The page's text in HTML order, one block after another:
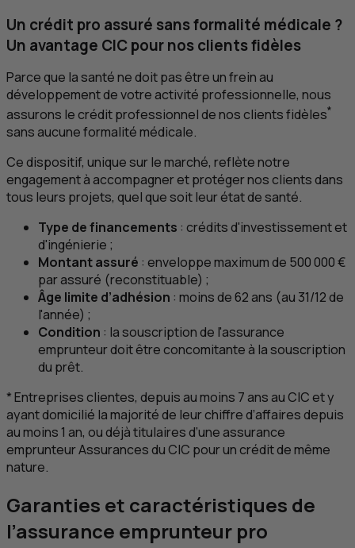
Un crédit pro assuré sans formalité médicale ?
Un avantage CIC pour nos clients fidèles
Parce que la santé ne doit pas être un frein au
développement de votre activité professionnelle, nous
assurons le crédit professionnel de nos clients fidèles*
sans aucune formalité médicale.
Ce dispositif, unique sur le marché, reflète notre
engagement à accompagner et protéger nos clients dans
tous leurs projets, quel que soit leur état de santé.
Type de financements : crédits d'investissement et
d'ingénierie ;
Montant assuré : enveloppe maximum de 500 000 €
par assuré (reconstituable) ;
Âge limite d’adhésion : moins de 62 ans (au 31/12 de
l'année) ;
Condition : la souscription de l'assurance
emprunteur doit être concomitante à la souscription
du prêt.
* Entreprises clientes, depuis au moins 7 ans auCICet y
ayant domicilié la majorité de leur chiffre d’affaires depuis
au moins 1 an, ou déjà titulaires d’une assurance
emprunteur Assurances duCIC pour un crédit de même
nature.
Garanties et caractéristiques de
l’assurance emprunteur pro